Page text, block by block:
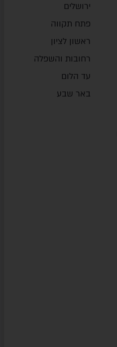
ירושלים
פתח תקווה
ראשון לציון
רחובות והשפלה
עד הלום
באר שבע